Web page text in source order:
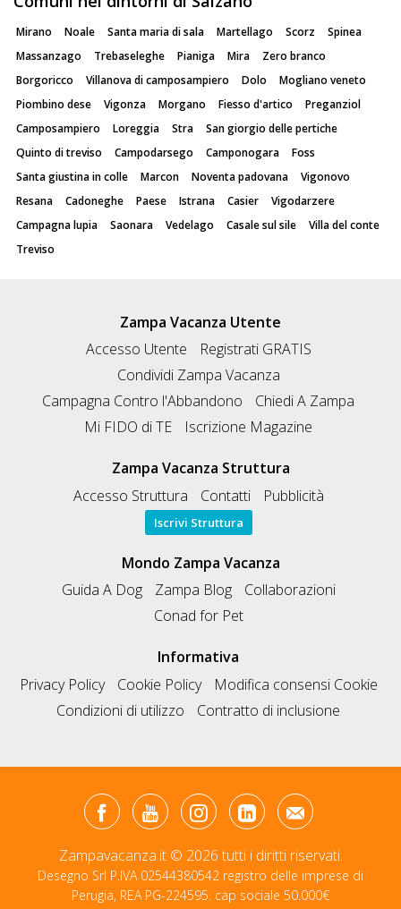
Mirano Noale Santa maria di sala Martellago Scorz
Spinea
Massanzago
Trebaseleghe Pianiga Mira
Zero branco
Borgoricco
Villanova di camposampiero Dolo
Mogliano veneto
Piombino dese
Vigonza Morgano Fiesso d'artico
Preganziol
Camposampiero
Loreggia Stra
San giorgio delle pertiche
Quinto di treviso
Campodarsego Camponogara
Foss
Santa giustina in colle
Marcon Noventa padovana
Vigonovo
Resana
Cadoneghe Paese Istrana Casier
Vigodarzere
Campagna lupia
Saonara Vedelago Casale sul sile
Villa del conte
Treviso
Zampa Vacanza Utente
Accesso Utente
Registrati GRATIS
Condividi Zampa Vacanza
Campagna Contro l'Abbandono
Chiedi A Zampa
Mi FIDO di TE
Iscrizione Magazine
Zampa Vacanza Struttura
Accesso Struttura
Contatti Pubblicità
Iscrivi Struttura
Mondo Zampa Vacanza
Guida A Dog
Zampa Blog
Collaborazioni
Conad for Pet
Informativa
Privacy Policy
Cookie Policy
Modifica consensi Cookie
Condizioni di utilizzo
Contratto di inclusione
Zampavacanza.it © 2026 tutti i diritti riservati.
Desegno Srl P.IVA 02544380542 registro delle imprese di
Perugia, REA PG-224595. cap sociale 50.000€